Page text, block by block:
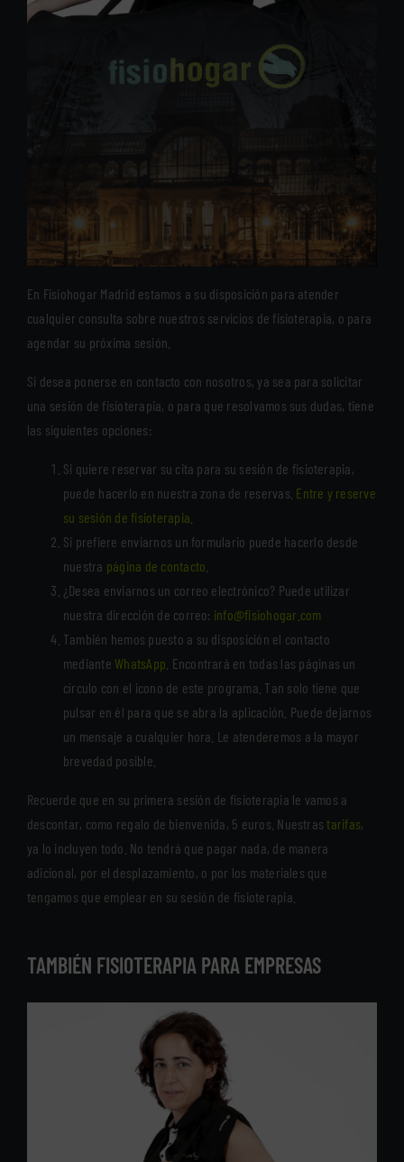
En Fisiohogar Madrid estamos a su disposición para atender
cualquier consulta sobre nuestros servicios de fisioterapia, o para
agendar su próxima sesión.
Si desea ponerse en contacto con nosotros, ya sea para solicitar
una sesión de fisioterapia, o para que resolvamos sus dudas, tiene
las siguientes opciones:
Si quiere reservar su cita para su sesión de fisioterapia,
puede hacerlo en nuestra zona de reservas. Entre y reserve
su sesión de fisioterapia
Si prefiere enviarnos un formulario puede hacerlo desde
nuestra página de contacto
¿Desea enviarnos un correo electrónico? Puede utilizar
nuestra dirección de correo: info@fisiohogar.com
También hemos puesto a su disposición el contacto
mediante WhatsApp . Encontrará en todas las páginas un
círculo con el icono de este programa. Tan solo tiene que
pulsar en él para que se abra la aplicación. Puede dejarnos
un mensaje a cualquier hora. Le atenderemos a la mayor
brevedad posible.
Recuerde que en su primera sesión de fisioterapia le vamos a
descontar, como regalo de bienvenida, 5 euros. Nuestrastarifas,
ya lo incluyen todo. No tendrá que pagar nada, de manera
adicional, por el desplazamiento, o por los materiales que
tengamos que emplear en su sesión de fisioterapia.
TAMBIÉN FISIOTERAPIA PARA EMPRESAS